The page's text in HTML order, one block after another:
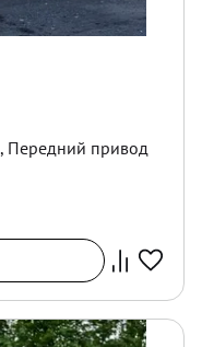
, Передний привод